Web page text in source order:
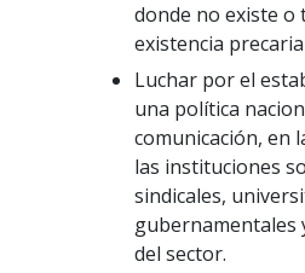
donde no existe o
existencia precaria
Luchar por el
una política
comunicación, en
las instituciones
sindicales,
gubernamentales
del sector.